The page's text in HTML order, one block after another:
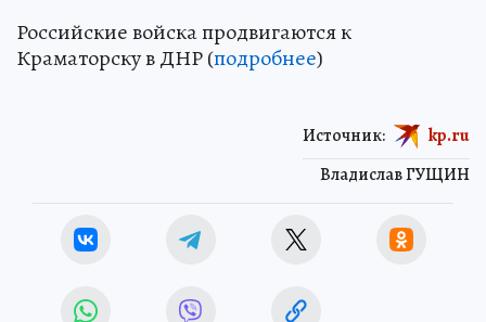
Российские войска продвигаются к
Краматорску в ДНР (подробнее)
Владислав ГУЩИН
Источник: kp.ru